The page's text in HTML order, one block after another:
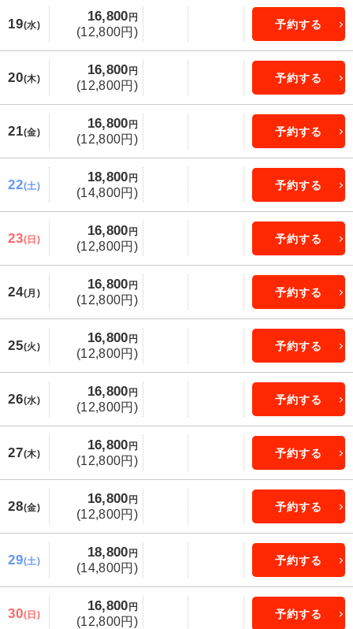
19(水)
16,800 円
(12,800円)
予約する
20(木)
16,800 円
(12,800円)
予約する
21(金)
16,800 円
(12,800円)
予約する
22(土)
18,800 円
(14,800円)
予約する
23(日)
16,800 円
(12,800円)
予約する
24(月)
16,800 円
(12,800円)
予約する
25(火)
16,800 円
(12,800円)
予約する
26(水)
16,800 円
(12,800円)
予約する
27(木)
16,800 円
(12,800円)
予約する
28(金)
16,800 円
(12,800円)
予約する
29(土)
18,800 円
(14,800円)
予約する
30(日)
16,800 円
(12,800円)
予約する